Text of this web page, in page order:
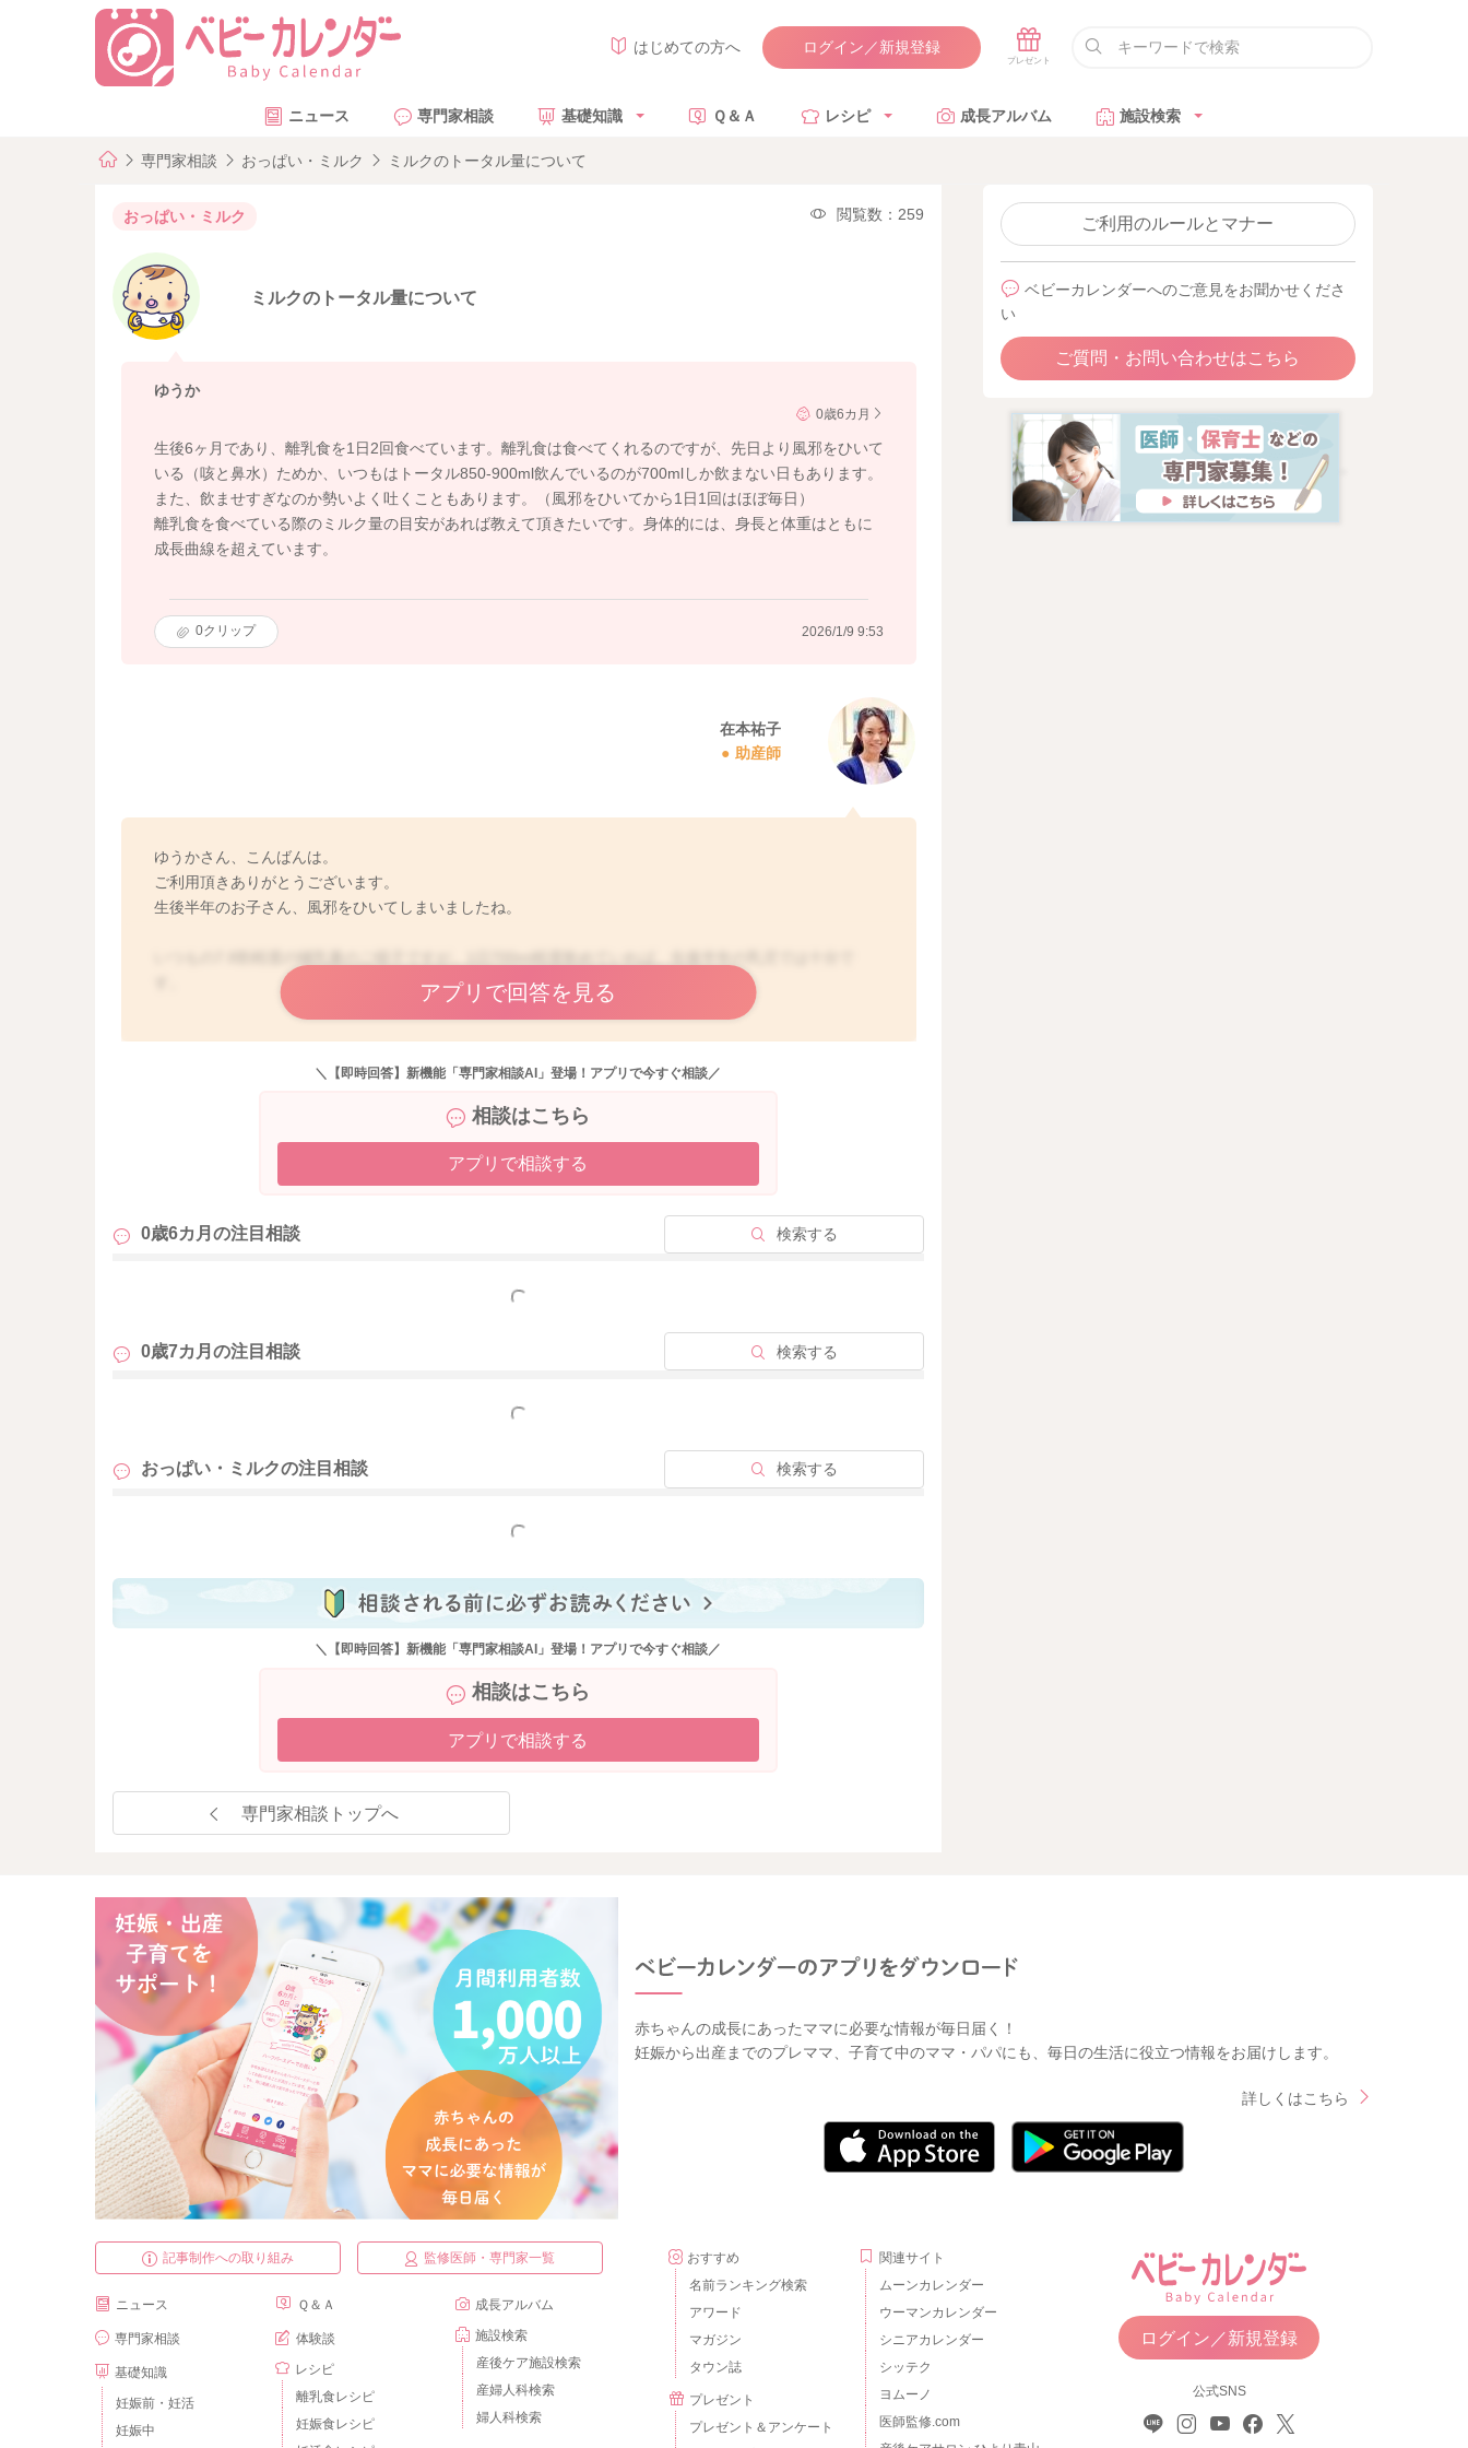
はじめての方へ ログイン／新規登録
ニュース 専門家相談 基礎知識 Ｑ＆Ａ レシピ 成長アルバム 施設検索
専門家相談 おっぱい・ミルク ミルクのトータル量について
おっぱい・ミルク 閲覧数：259
ミルクのトータル量について
ゆうか
0歳6カ月
生後6ヶ月であり、離乳食を1日2回食べています。離乳食は食べてくれるのですが、先日より風邪をひいて
いる（咳と鼻水）ためか、いつもはトータル850-900ml飲んでいるのが700mlしか飲まない日もあります。
また、飲ませすぎなのか勢いよく吐くこともあります。（風邪をひいてから1日1回はほぼ毎日）
離乳食を食べている際のミルク量の目安があれば教えて頂きたいです。身体的には、身長と体重はともに
成長曲線を超えています。
0クリップ 2026/1/9 9:53
在本祐子
助産師
ゆうかさん、こんばんは。
ご利用頂きありがとうございます。
生後半年のお子さん、風邪をひいてしまいましたね。
風邪の時は、消化能力も落ちますから、量を少なく回数を増やした方が、お子さんにとって負担が少ない
この時期の離乳食は、基本的に消化の良いものしか食べませんし、形状も負担がないと思いますので、お
よろしくお願いします。
アプリで回答を見る
2026/1/10 20:44
＼【即時回答】新機能「専門家相談AI」登場！アプリで今すぐ相談／
相談はこちら
アプリで相談する
0歳6カ月の注目相談 検索する
もっと見る
0歳7カ月の注目相談 検索する
もっと見る
おっぱい・ミルクの注目相談 検索する
もっと見る
＼【即時回答】新機能「専門家相談AI」登場！アプリで今すぐ相談／
相談はこちら
アプリで相談する
専門家相談トップへ
ご利用のルールとマナー
ベビーカレンダーへのご意見をお聞かせくださ
い
ご質問・お問い合わせはこちら
赤ちゃんの成長にあったママに必要な情報が毎日届く！
妊娠から出産までのプレママ、子育て中のママ・パパにも、毎日の生活に役立つ情報をお届けします。
詳しくはこちら
記事制作への取り組み 監修医師・専門家一覧
ニュース
専門家相談
基礎知識
妊娠前・妊活
妊娠中
Ｑ＆Ａ
体験談
レシピ
離乳食レシピ
妊娠食レシピ
成長アルバム
施設検索
産後ケア施設検索
産婦人科検索
婦人科検索
おすすめ
名前ランキング検索
アワード
マガジン
タウン誌
プレゼント
プレゼント＆アンケート
関連サイト
ムーンカレンダー
ウーマンカレンダー
シニアカレンダー
シッテク
ヨムーノ
医師監修.com
ログイン／新規登録
公式SNS